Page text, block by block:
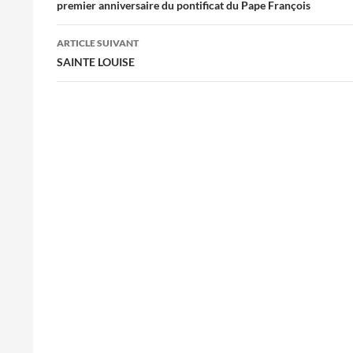
des
articles
premier anniversaire du pontificat du Pape François
ARTICLE SUIVANT
SAINTE LOUISE